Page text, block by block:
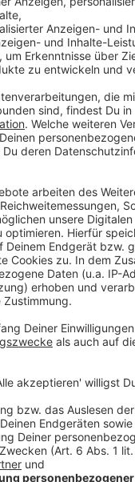
mithelfen
möchte,
1440 0104 0008 31
2600 4038 0900 17
sollen weitere
werden – und
Stadt sorgen.
aus unserer